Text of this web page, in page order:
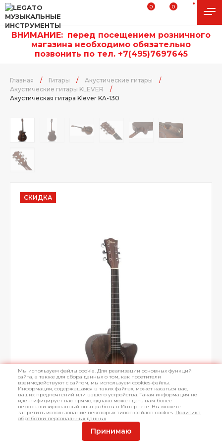
0 0
ВНИМАНИЕ: перед посещением розничного
магазина необходимо обязательно
позвонить по тел. +7(495)7697645
Главная / Гитары / Акустические гитары
/
Акустические гитары KLEVER
/
Акустическая гитара Klever KA-130
СКИДКА
Мы используем файлы cookie. Для реализации основных функций
сайта, а также для сбора данных о том, как посетители
взаимодействуют с сайтом, мы используем cookies-файлы.
Информация, содержащаяся в таких файлах, может касаться вас,
ваших предпочтений или вашего устройства. Такая информация не
идентифицирует вас прямо, однако может дать вам более
персонализированный опыт работы в Интернете. Вы можете
запретить использование некоторых типов файлов cookies. Политика
обработки персональных данных
Принимаю